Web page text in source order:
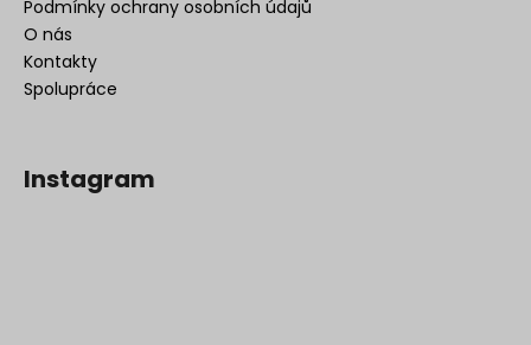
Podmínky ochrany osobních údajů
O nás
Kontakty
Spolupráce
Instagram